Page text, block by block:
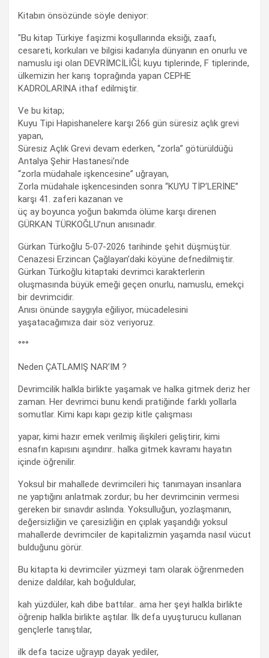
Kitabın önsözünde söyle deniyor:
"Bu kitap Türkiye faşizmi koşullarında eksiği, zaafı,
cesareti, korkuları ve bilgisi kadarıyla dünyanın en onurlu ve
namuslu işi olan DEVRİMCİLİĞİ; kuyu tiplerinde, F tiplerinde,
ülkemizin her karış toprağında yapan CEPHE
KADROLARINA ithaf edilmiştir.
Ve bu kitap;
Kuyu Tipi Hapishanelere karşı 266 gün süresiz açlık grevi
yapan,
Süresiz Açlık Grevi devam ederken, “zorla” götürüldüğü
Antalya Şehir Hastanesi’nde
“zorla müdahale işkencesine” uğrayan,
Zorla müdahale işkencesinden sonra “KUYU TİP’LERİNE”
karşı 41. zaferi kazanan ve
üç ay boyunca yoğun bakımda ölüme karşı direnen
GÜRKAN TÜRKOĞLU’nun anısınadır.
Gürkan Türkoğlu 5-07-2026 tarihinde şehit düşmüştür.
Cenazesi Erzincan Çağlayan’daki köyüne defnedilmiştir.
Gürkan Türkoğlu kitaptaki devrimci karakterlerin
oluşmasında büyük emeği geçen onurlu, namuslu, emekçi
bir devrimcidir.
Anısı önünde saygıyla eğiliyor, mücadelesini
yaşatacağımıza dair söz veriyoruz.
°°°
Neden ÇATLAMIŞ NAR’IM ?
Devrimcilik halkla birlikte yaşamak ve halka gitmek deriz her
zaman. Her devrimci bunu kendi pratiğinde farklı yollarla
somutlar. Kimi kapı kapı gezip kitle çalışması
yapar, kimi hazır emek verilmiş ilişkileri geliştirir, kimi
esnafın kapısını aşındırır.. halka gitmek kavramı hayatın
içinde öğrenilir.
Yoksul bir mahallede devrimcileri hiç tanımayan insanlara
ne yaptığını anlatmak zordur; bu her devrimcinin vermesi
gereken bir sınavdır aslında. Yoksulluğun, yozlaşmanın,
değersizliğin ve çaresizliğin en çıplak yaşandığı yoksul
mahallerde devrimciler de kapitalizmin yaşamda nasıl vücut
bulduğunu görür.
Bu kitapta ki devrimciler yüzmeyi tam olarak öğrenmeden
denize daldılar, kah boğuldular,
kah yüzdüler, kah dibe battılar.. ama her şeyi halkla birlikte
öğrenip halkla birlikte aştılar. İlk defa uyuşturucu kullanan
gençlerle tanıştılar,
ilk defa tacize uğrayıp dayak yediler,